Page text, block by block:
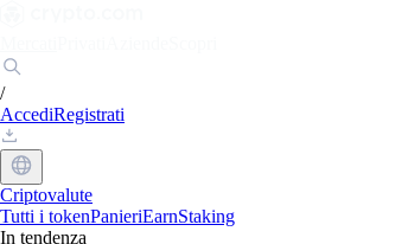
/
AccediRegistrati
Criptovalute
Tutti i tokenPanieriEarnStaking
In tendenza